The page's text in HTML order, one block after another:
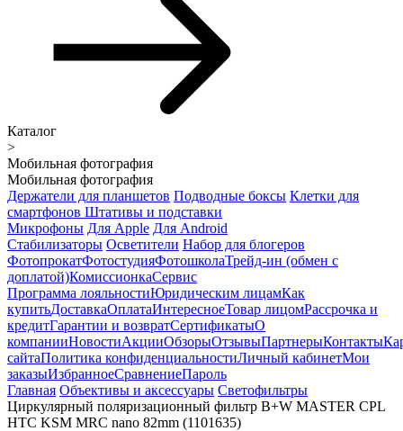
Каталог
>
Мобильная фотография
Мобильная фотография
Держатели для планшетов Подводные боксы Клетки для
смартфонов Штативы и подставки
Микрофоны Для Apple Для Android
Стабилизаторы Осветители Набор для блогеров
ФотопрокатФотостудияФотошколаТрейд-ин (обмен с
доплатой)КомиссионкаСервис
Программа лояльностиЮридическим лицамКак
купитьДоставкаОплатаИнтересноеТовар лицомРассрочка и
кредитГарантии и возвратСертификатыО
компанииНовостиАкцииОбзорыОтзывыПартнерыКонтакты
сайтаПолитика конфиденциальностиЛичный кабинетМои
заказыИзбранноеСравнениеПароль
Главная Объективы и аксессуары Светофильтры
Циркулярный поляризационный фильтр B+W MASTER CPL
HTC KSM MRC nano 82mm (1101635)